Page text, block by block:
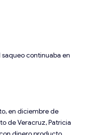
continuaba en
en diciembre de
de Veracruz, Patricia